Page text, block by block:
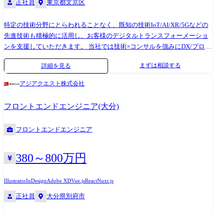
企業サイトの先進化など、世の中にインパクトがある企業のサービスを
ン開発だけでなくモバイルアプリ、インフラ構築、UIUX開発、業務シス
テム開発など幅広く対応でき、世の中からニーズが高いサービス開発に
携わることが可能です。 3,時代に求められるニーズに合わせて自社内で
スキルチェンジができる 当社では多様なIT技術(Cloud/UI・
UX/WEB/Mobile/業務システム)と先進技術(IoT/AI/XR/5G等)のエンジニア
が所属しており、ニーズに合わせた技術分野での開発経験を積むこと
ェンジすることが可能です。 当社ではある分野で優秀なスキルを持つメ
ンバーは他分野でも成果を出すという考え方があり、スキルチェンジの
実績も多数あります。 プロジェクト例 大手ゼネコン向け WEB3Dを用い
たデジタルツイン推進 大手ゼネコンの建物の企画・設計から施工、竣工
間上にリアルタイムに再現する「デジタルツイン」を推進しています。
当社ではIoT/UI・UX/クラウド/bigdataの技術分野を提供しており、某社
設計、開発、テスト、保守 人事労務SaaS開発支援 新規サービスのフロン
正社員 東京都文京区
特定の技術分野にとらわれることなく、既知の技術IoT/AI/XR/5Gなどの
先進技術も積極的に活用し、お客様のデジタルトランスフォーメーショ
ンを支援していただきます。 当社では技術×コンサルを強みにDX/プロダ
クト・サービス開発/SaaS開発案件を、直接大手企業やスタートアップ系
企業から多くご相談いただいており、顧客・市場に寄り添いつつも社員
にとってやりがいのある案件に多く携わっております。 当社のフロント
クト開発に携わることができる 国産で有名なMA(Marketing Automation)
のSaaSサービス、CRM(Customer Relationship Management)製品、レスト
ラン予約管理SaaSサービスなど、世の中でニーズの高いプロダクト開発
に関して主要なポジションを当社で対応しており、製品開発の方針や戦
React、Vue.js、Three.js、TypeScriptなどの技術を活用した案件を多く対
応しています。 2,世の中に影響力がある大手企業のサービスに携わるこ
企業サイトの先進化など、世の中にインパクトがある企業のサービスを
詳細を見る まずは相談する
アジアクエスト株式会社
フロントエンドエンジニア(大分)
フロントエンドエンジニア
380～800万円
IllustratorInDesignAdobe XDVue.jsReactNuxt.js
正社員 大分県別府市